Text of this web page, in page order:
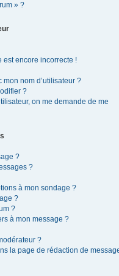
» ?
est encore incorrecte !
nom d’utilisateur ?
?
on me demande de me
?
?
à mon sondage ?
?
?
à mon message ?
?
la page de rédaction de